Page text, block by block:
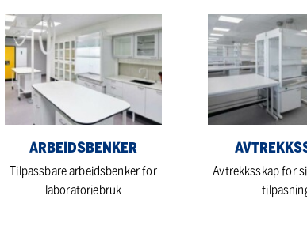
Arbeidsbenker
ARBEIDSBENKER
Tilpassbare arbeidsbenker for
laboratoriebruk
Avtrekksskap
Avtrekksskap for